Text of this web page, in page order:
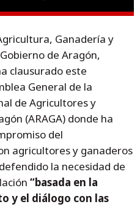
Ganadería y
de Aragón,
clausurado este
General de la
de Agricultores y
(ARAGA) donde ha
del
agricultores y ganaderos
la necesidad de
“basada en la
y el diálogo con las